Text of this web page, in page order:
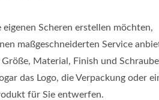
eigenen Scheren erstellen möchten,
maßgeschneiderten Service
Material, Finish und
das Logo, die Verpackung oder
für Sie entwerfen.